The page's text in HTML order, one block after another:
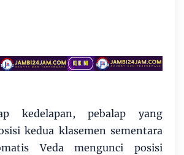
kedelapan, pebalap yang
kedua klasemen sementara
Veda mengunci posisi